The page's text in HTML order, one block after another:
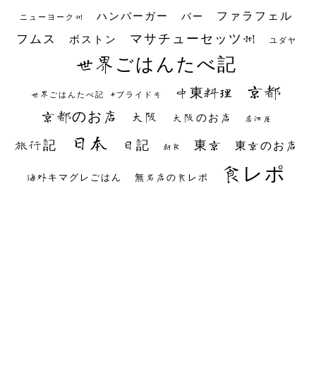
ニューヨーク州 ハンバーガー バー ファラフェル
フムス ボストン マサチューセッツ州 ユダヤ
世界ごはんたべ記
世界ごはんたべ記 #プライド号 中東料理 京都
京都のお店 大阪 大阪のお店 居酒屋
旅行記 日本 日記 朝食 東京 東京のお店
海外キマグレごはん 無名店の食レポ 食レポ